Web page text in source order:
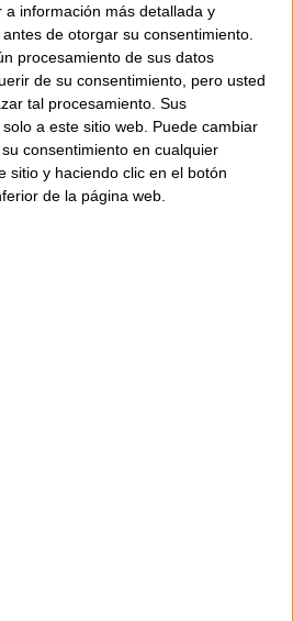
información más detallada y
de otorgar su consentimiento.
procesamiento de sus datos
de su consentimiento, pero usted
tal procesamiento. Sus
a este sitio web. Puede cambiar
consentimiento en cualquier
sitio y haciendo clic en el botón
de la página web.